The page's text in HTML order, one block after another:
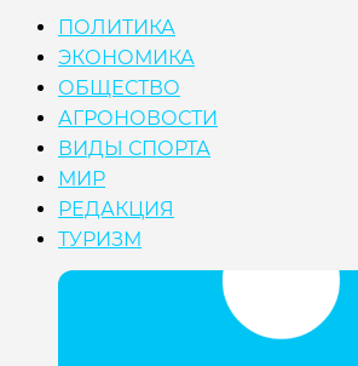
ПОЛИТИКА
ЭКОНОМИКА
ОБЩЕСТВО
АГРОНОВОСТИ
ВИДЫ СПОРТА
МИР
РЕДАКЦИЯ
ТУРИЗМ